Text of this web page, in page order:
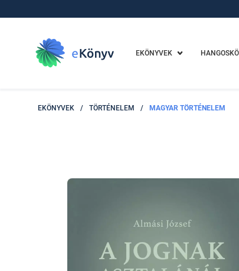
EKÖNYVEK
EKÖNYVEK / TÖRTÉNELEM / MAGYAR TÖRTÉNELEM